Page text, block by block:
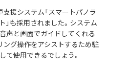
支援システム「スマートパノラ
」も採用されました。システム
声と画面でガイドしてくれる
ング操作をアシストするため駐
て使用できるでしょう。